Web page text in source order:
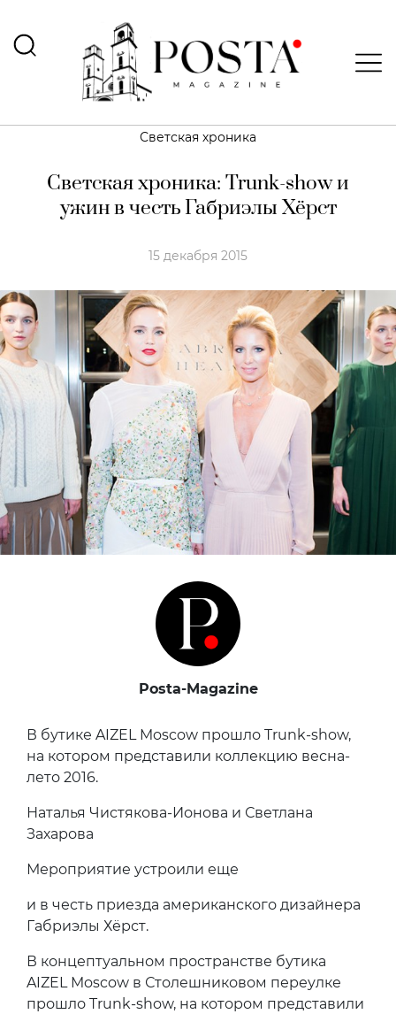
Светская хроника
Светская хроника: Trunk-show и
ужин в честь Габриэлы Хёрст
15 декабря 2015
Posta-Magazine
В бутике AIZEL Moscow прошло Trunk-show,
на котором представили коллекцию весна-
лето 2016.
Наталья Чистякова-Ионова и Светлана
Захарова
Мероприятие устроили еще
и в честь приезда американского дизайнера
Габриэлы Хёрст.
В концептуальном пространстве бутика
AIZEL Moscow в Столешниковом переулке
прошло Trunk-show, на котором представили